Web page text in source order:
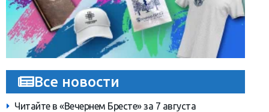
Все новости
Читайте в «Вечернем Бресте» за 7 августа